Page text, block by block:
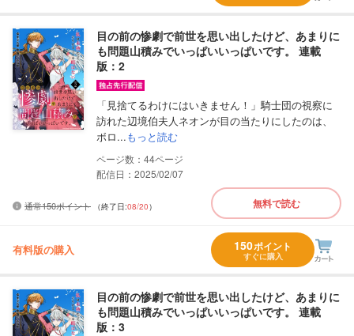
目の前の惨劇で前世を思い出したけど、あまりに
も問題山積みでいっぱいいっぱいです。 連載
版：2
「見捨てるわけにはいきません！」騎士団の視察に
訪れた辺境伯夫人ネオンが目の当たりにしたのは、
ボロ...もっと読む
44
配信日：2025/02/07
通常150ポイント （終了日:08/20） 無料で読む
有料版の購入 150ポイント
すぐに購入
目の前の惨劇で前世を思い出したけど、あまりに
も問題山積みでいっぱいいっぱいです。 連載
版：3